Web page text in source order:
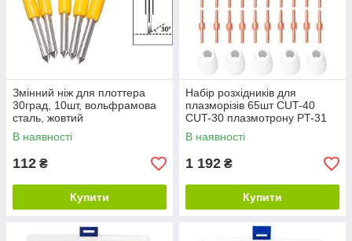
Змінний ніж для плоттера
30град, 10шт, вольфрамова
сталь, жовтий
В наявності
112 ₴
Купити
Набір розхідників для
плазморізів 65шт CUT-40
CUT-30 плазмотрону PT-31
В наявності
1 192 ₴
Купити